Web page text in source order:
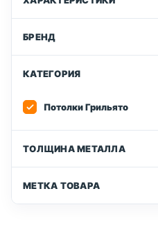
БРЕНД
КАТЕГОРИЯ
Потолки Грильято
ТОЛЩИНА МЕТАЛЛА
МЕТКА ТОВАРА